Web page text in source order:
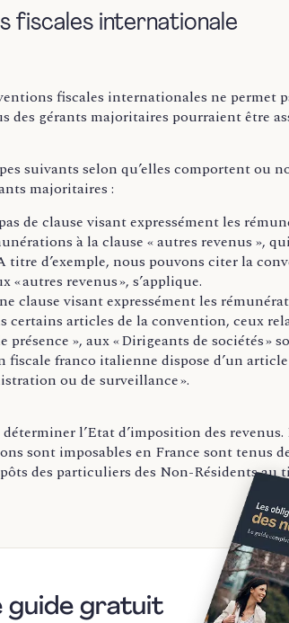
fiscales internationale
fiscales internationales ne permet
des gérants majoritaires pourraient être
suivants selon qu’elles comportent ou
majoritaires :
de clause visant expressément les
à la clause « autres revenus »,
titre d’exemple, nous pouvons citer la
autres revenus », s’applique.
clause visant expressément les
certains articles de la convention, ceux
présence », aux « Dirigeants de sociétés »
franco italienne dispose d’un article
ou de surveillance ».
l’Etat d’imposition des revenus.
sont imposables en France sont tenus
des particuliers des Non-Résidents au
guide gratuit